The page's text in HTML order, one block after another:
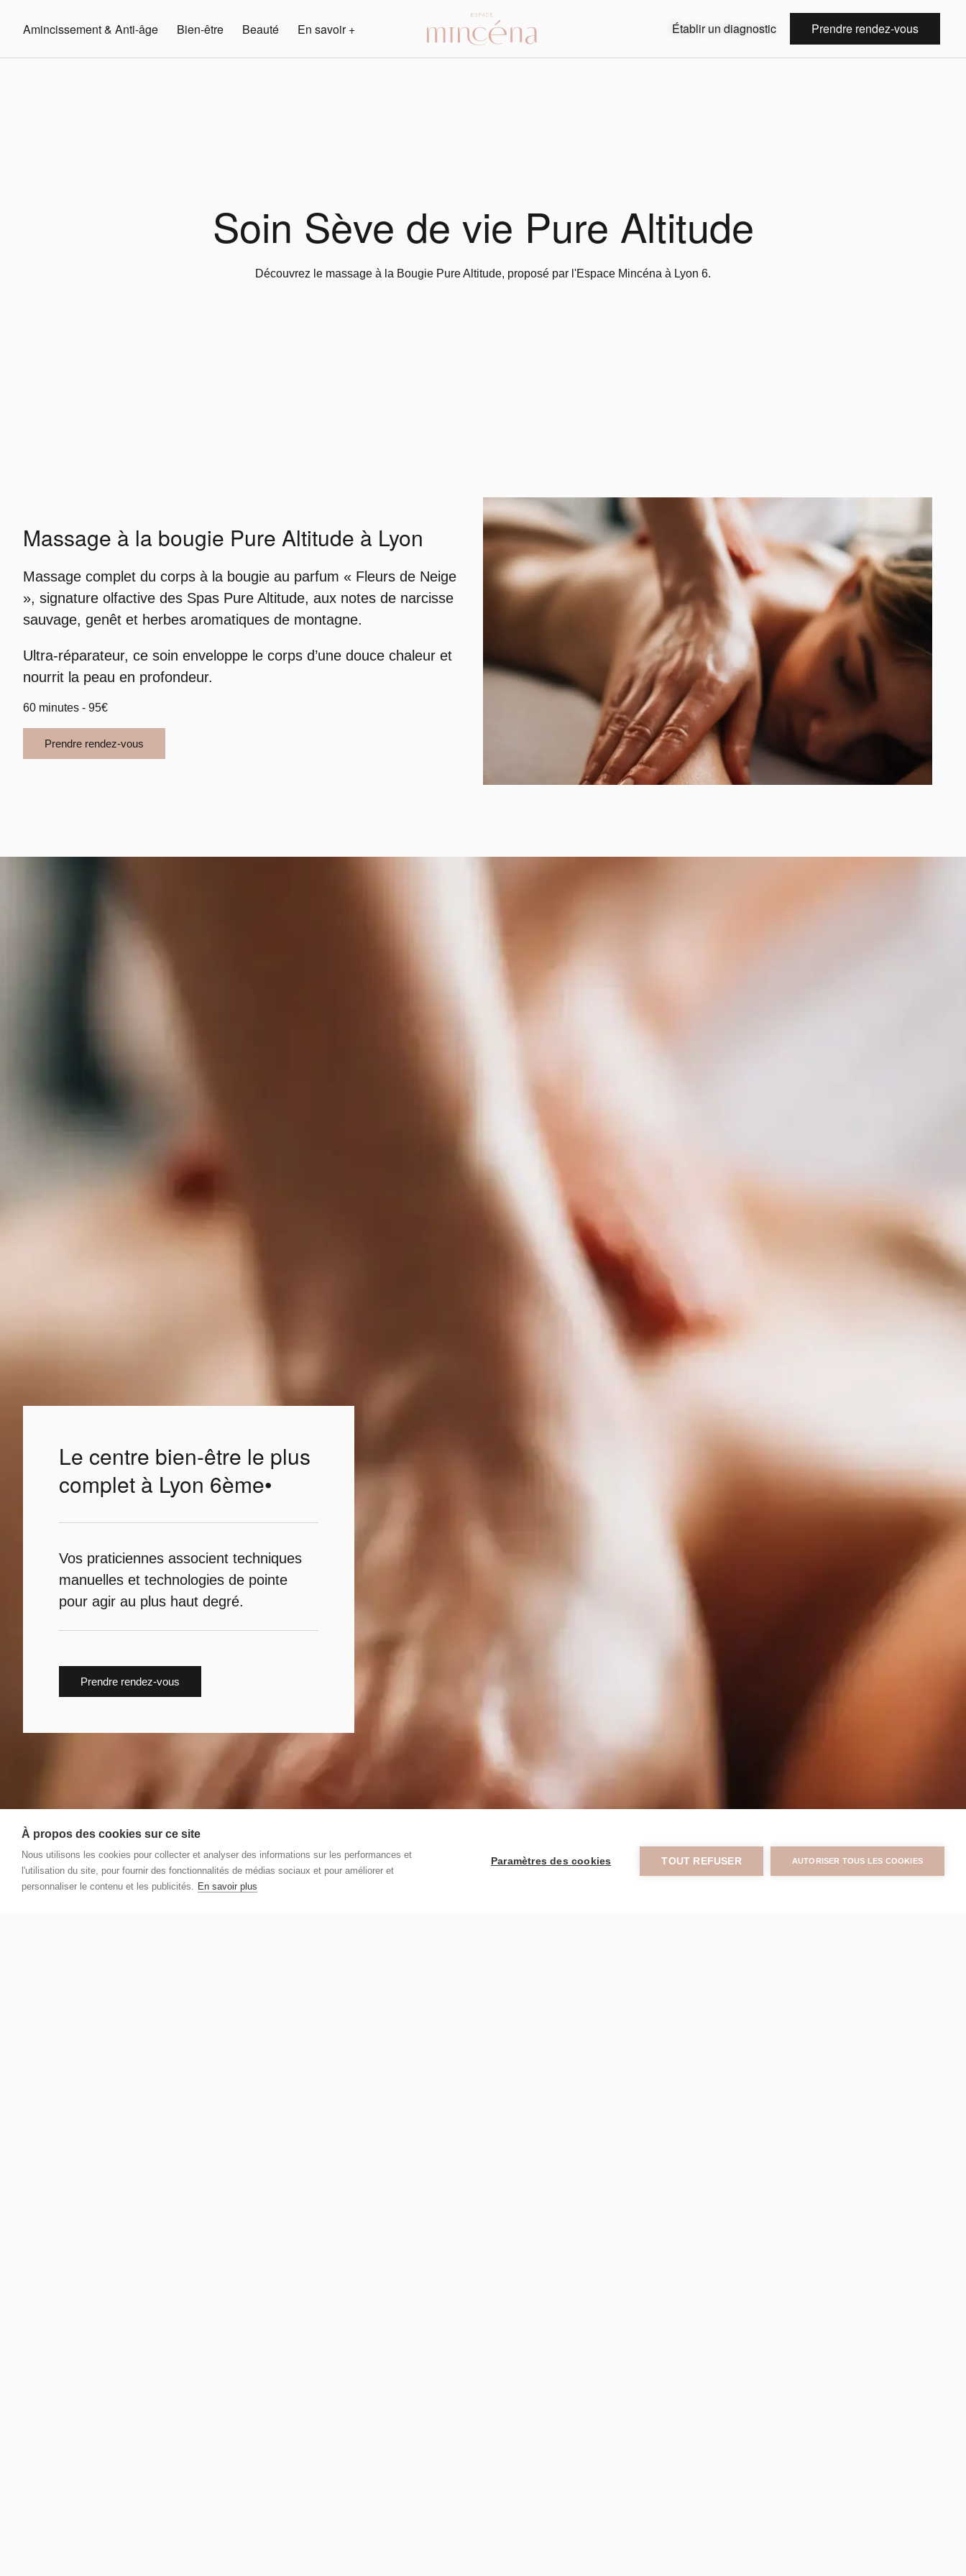
Amincissement & Anti-âge Bien-être Beauté En savoir + Établir un diagnostic Prendre rendez-vous
Soin Sève de vie Pure Altitude
Découvrez le massage à la Bougie Pure Altitude, proposé par l'Espace Mincéna à Lyon 6.
Massage à la bougie Pure Altitude à Lyon
Massage complet du corps à la bougie au parfum « Fleurs de Neige
», signature olfactive des Spas Pure Altitude, aux notes de narcisse
sauvage, genêt et herbes aromatiques de montagne.
Ultra-réparateur, ce soin enveloppe le corps d’une douce chaleur et
nourrit la peau en profondeur.
60 minutes - 95€
Prendre rendez-vous
Le centre bien-être le plus
complet à Lyon 6ème•
Vos praticiennes associent techniques
manuelles et technologies de pointe
pour agir au plus haut degré.
Prendre rendez-vous
À propos des cookies sur ce site
Nous utilisons les cookies pour collecter et analyser des informations sur les performances et
l'utilisation du site, pour fournir des fonctionnalités de médias sociaux et pour améliorer et
personnaliser le contenu et les publicités. En savoir plus
Paramètres des cookies TOUT REFUSER AUTORISER TOUS LES COOKIES